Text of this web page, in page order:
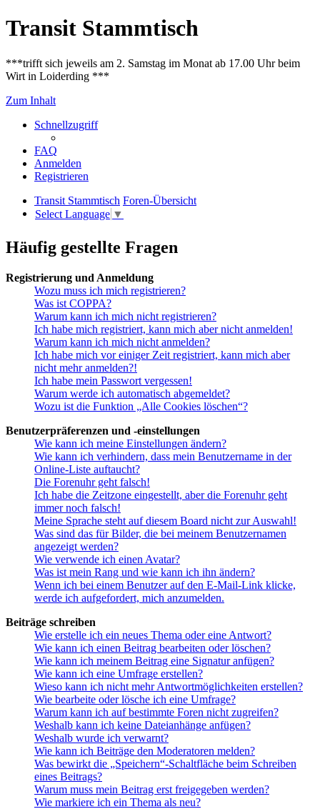
Transit Stammtisch
***trifft sich jeweils am 2. Samstag im Monat ab 17.00 Uhr beim
Wirt in Loiderding ***
Zum Inhalt
Schnellzugriff
FAQ
Anmelden
Registrieren
Transit Stammtisch Foren-Übersicht
Select Language ▼
Häufig gestellte Fragen
Registrierung und Anmeldung
Wozu muss ich mich registrieren?
Was ist COPPA?
Warum kann ich mich nicht registrieren?
Ich habe mich registriert, kann mich aber nicht anmelden!
Warum kann ich mich nicht anmelden?
Ich habe mich vor einiger Zeit registriert, kann mich aber
nicht mehr anmelden?!
Ich habe mein Passwort vergessen!
Warum werde ich automatisch abgemeldet?
Wozu ist die Funktion „Alle Cookies löschen“?
Benutzerpräferenzen und -einstellungen
Wie kann ich meine Einstellungen ändern?
Wie kann ich verhindern, dass mein Benutzername in der
Online-Liste auftaucht?
Die Forenuhr geht falsch!
Ich habe die Zeitzone eingestellt, aber die Forenuhr geht
immer noch falsch!
Meine Sprache steht auf diesem Board nicht zur Auswahl!
Was sind das für Bilder, die bei meinem Benutzernamen
angezeigt werden?
Wie verwende ich einen Avatar?
Was ist mein Rang und wie kann ich ihn ändern?
Wenn ich bei einem Benutzer auf den E-Mail-Link klicke,
werde ich aufgefordert, mich anzumelden.
Beiträge schreiben
Wie erstelle ich ein neues Thema oder eine Antwort?
Wie kann ich einen Beitrag bearbeiten oder löschen?
Wie kann ich meinem Beitrag eine Signatur anfügen?
Wie kann ich eine Umfrage erstellen?
Wieso kann ich nicht mehr Antwortmöglichkeiten erstellen?
Wie bearbeite oder lösche ich eine Umfrage?
Warum kann ich auf bestimmte Foren nicht zugreifen?
Weshalb kann ich keine Dateianhänge anfügen?
Weshalb wurde ich verwarnt?
Wie kann ich Beiträge den Moderatoren melden?
Was bewirkt die „Speichern“-Schaltfläche beim Schreiben
eines Beitrags?
Warum muss mein Beitrag erst freigegeben werden?
Wie markiere ich ein Thema als neu?